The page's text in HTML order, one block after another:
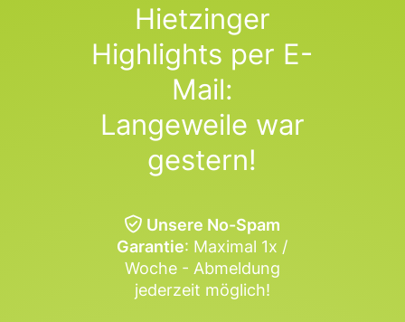
Hietzinger
Highlights per E-
Mail:
Langeweile war
gestern!
Unsere No-Spam
Garantie: Maximal 1x /
Woche - Abmeldung
jederzeit möglich!